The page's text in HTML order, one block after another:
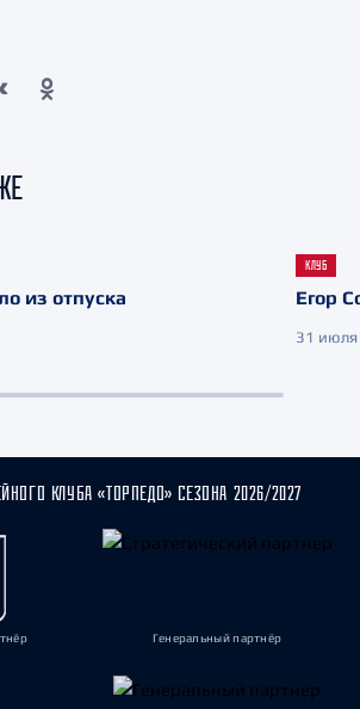
из отпуска
КЛУБ
Егор
31 июля
КЛУБА «ТОРПЕДО» СЕЗОНА 2026/2027
Генеральный партнёр